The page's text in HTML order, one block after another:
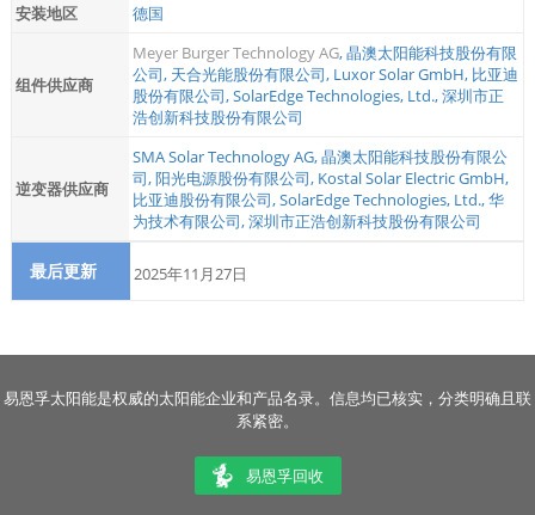
安装地区
德国
组件供应商
Meyer Burger Technology AG,晶澳太阳能科技股份有限
公司, 天合光能股份有限公司, Luxor Solar GmbH, 比亚迪
股份有限公司,SolarEdge Technologies, Ltd.,深圳市正
浩创新科技股份有限公司
逆变器供应商
SMA Solar Technology AG,晶澳太阳能科技股份有限公
司,阳光电源股份有限公司, Kostal Solar Electric GmbH,
比亚迪股份有限公司,SolarEdge Technologies, Ltd.,华
为技术有限公司,深圳市正浩创新科技股份有限公司
最后更新 2025年11月27日
易恩孚太阳能是权威的太阳能企业和产品名录。信息均已核实，分类明确且联
系紧密。
易恩孚回收